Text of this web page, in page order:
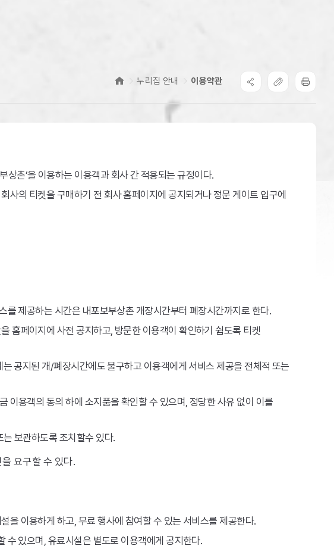
누리집 안내 이용약관
촌’을 이용하는 이용객과 회사 간 적용되는 규정이다.
의 티켓을 구매하기 전 회사 홈페이지에 공지되거나 정문 게이트 입구에
제공하는 시간은 내포보부상촌 개장시간부터 폐장시간까지로 한다.
홈페이지에 사전 공지하고, 방문한 이용객이 확인하기 쉽도록 티켓
공지된 개/폐장시간에도 불구하고 이용객에게 서비스 제공을 전체적 또는
용객의 동의 하에 소지품을 확인할 수 있으며, 정당한 사유 없이 이를
보관하도록 조치할수 있다.
요구할 수 있다.
이용하게 하고, 무료 행사에 참여할 수 있는 서비스를 제공한다.
있으며, 유료시설은 별도로 이용객에게 공지한다.